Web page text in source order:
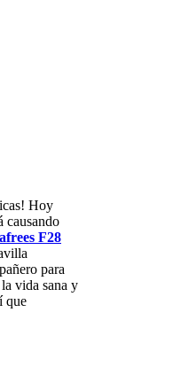
Hoy
causando
F28
para
vida sana y
que